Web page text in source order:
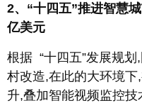
2、“十四五”推进智慧
亿美元
根据 “十四五”发展规
村改造,在此的大环境
升,叠加智能视频监控